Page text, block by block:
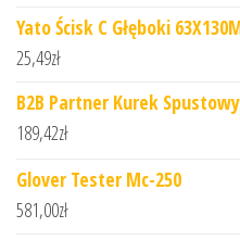
Yato Ścisk C Głęboki
25,49zł
B2B Partner Kurek
189,42zł
Glover Tester Mc-250
581,00zł